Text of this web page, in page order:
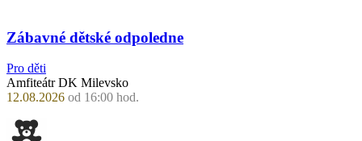
Zábavné dětské odpoledne
Pro děti
Amfiteátr DK Milevsko
12.08.2026 od 16:00 hod.